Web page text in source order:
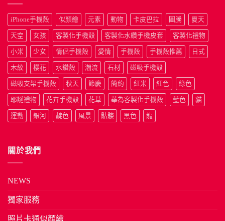
iPhone手機殼 似顏繪 元素 動物 卡皮巴拉 圖騰 夏天
天空 女孩 客製化手機殼 客製化水鑽手機皮套 客製化禮物
小米 少女 情侶手機殼 愛情 手機殼 手機殼推薦 日式
木紋 櫻花 水鑽殼 潮流 石材 磁吸手機殼
磁吸支架手機殼 秋天 節慶 簡約 紅米 紅色 綠色
耶誕禮物 花卉手機殼 花草 華為客製化手機殼 藍色 貓
運動 銀河 靛色 風景 骷髏 黑色 龍
關於我們
NEWS
獨家服務
照片卡通似顏繪